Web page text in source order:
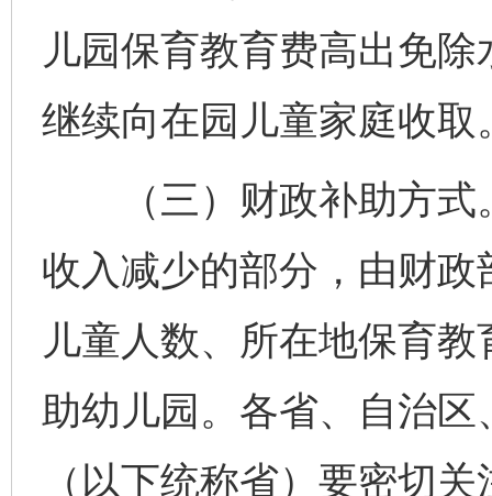
儿园保育教育费高出免
继续向在园儿童家庭收取
（三）财政补助方式
收入减少的部分，由财
儿童人数、所在地保育
助幼儿园。各省、自治
（以下统称省）要密切